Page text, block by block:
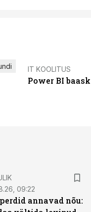
IT KOOLITUS
Power BI
09:22
annavad nõu: